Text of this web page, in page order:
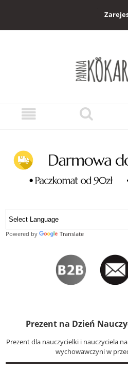
Powered by Translate
Prezent na Dzień
Prezent dla nauczycielki i nauczyciela
wychowawczyni w